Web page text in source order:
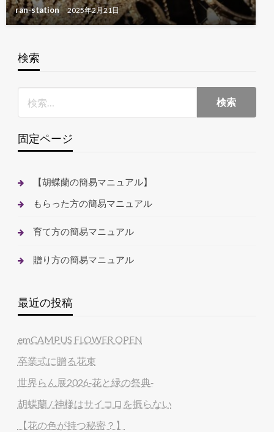
ran-station 2025年2月21日
検索
固定ページ
【胡蝶蘭の簡易マニュアル】
もらった方の簡易マニュアル
育て方の簡易マニュアル
贈り方の簡易マニュアル
最近の投稿
emCAMPUS FLOWER OPEN
卒業式に贈る花束
世界らん展2026‐花と緑の祭典‐
胡蝶蘭 / 神様はサイコロを振らない
【花の色が持つ秘密？】